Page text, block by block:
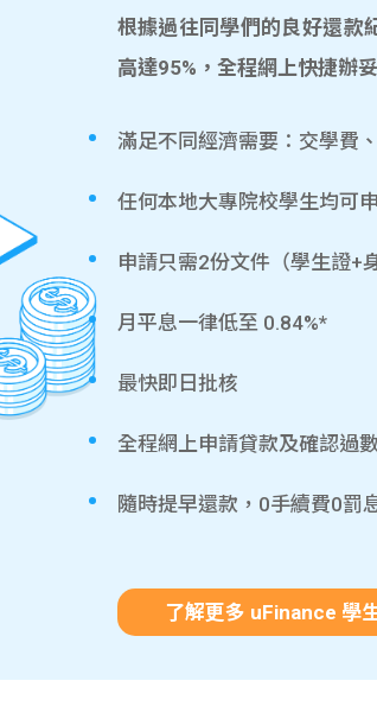
根據過往同學們的良好還款
高達95%，全程網上快捷辦
滿足不同經濟需要：交學費
任何本地大專院校學生均可
申請只需2份文件（學生證+
月平息一律低至 0.84%*
最快即日批核
全程網上申請貸款及確認過
隨時提早還款，0手續費0罰
了解更多 uFinance 學